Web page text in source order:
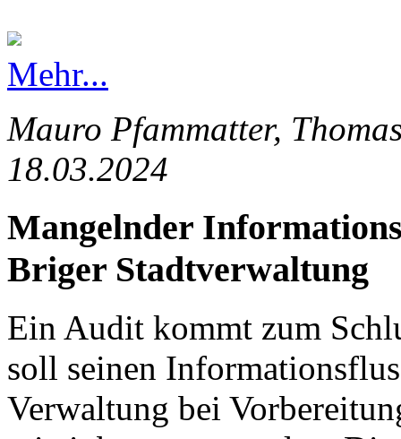
Mehr...
Mauro Pfammatter,
18.03.2024
Mangelnder
Briger Stadtverwaltung
Ein Audit kommt zum
soll seinen
Verwaltung bei